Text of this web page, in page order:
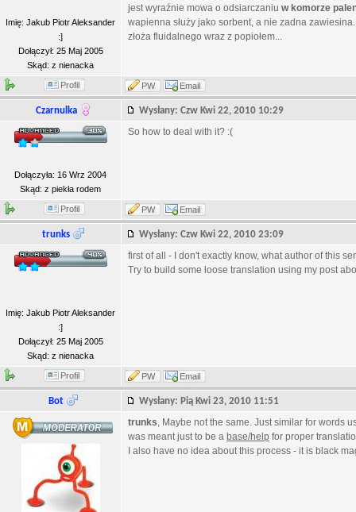
Imię: Jakub Piotr Aleksander
:]
Dołączył: 25 Maj 2005
Skąd: z nienacka
jest wyraźnie mowa o odsiarczaniu w komorze
wapienna służy jako sorbent, a nie zadna
złoża fluidalnego wraz z popiołem...
Profil PW Email
Czarnulka Wysłany: Czw Kwi 22, 2010 10:29
Dołączyła: 16 Wrz 2004
Skąd: z piekła rodem
So how to deal with it? :(
Profil PW Email
trunks Wysłany: Czw Kwi 22, 2010 23:09
Imię: Jakub Piotr Aleksander
:]
Dołączył: 25 Maj 2005
Skąd: z nienacka
first of all - I don't exactly know, what author of this
Try to build some loose translation using my post
Profil PW Email
Bot Wysłany: Pią Kwi 23, 2010 11:51
trunks, Maybe not the same. Just similar for words
was meant just to be a base/help for proper
I also have no idea about this process - it is black